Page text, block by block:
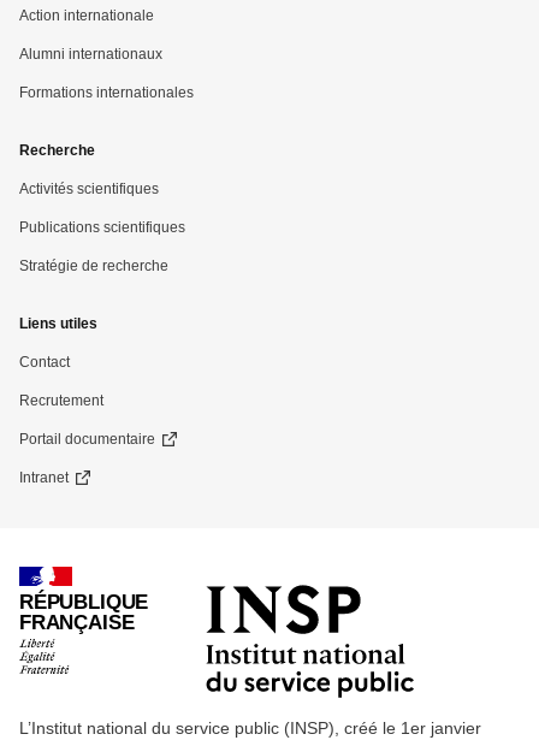
Action internationale
Alumni internationaux
Formations internationales
Recherche
Activités scientifiques
Publications scientifiques
Stratégie de recherche
Liens utiles
Contact
Recrutement
Portail documentaire
Intranet
RÉPUBLIQUE
FRANÇAISE
L’Institut national du service public (INSP), créé le 1er janvier